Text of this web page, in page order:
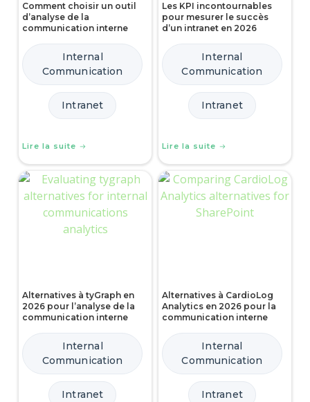
Comment choisir un outil
d’analyse de la
communication interne
Internal
Communication
Intranet
Lire la suite
Les KPI incontournables
pour mesurer le succès
d’un intranet en 2026
Internal
Communication
Intranet
Lire la suite
Alternatives à tyGraph en
2026 pour l’analyse de la
communication interne
Internal
Communication
Intranet
Alternatives à CardioLog
Analytics en 2026 pour la
communication interne
Internal
Communication
Intranet